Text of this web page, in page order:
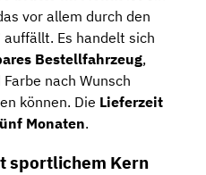
vor allem durch den
auffällt. Es handelt sich
Bestellfahrzeug,
nach Wunsch
können. Die Lieferzeit
Monaten.
sportlichem Kern